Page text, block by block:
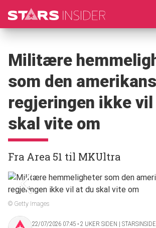
Militære
som den
regjeringen ikke
skal vite om
Fra Area 51 til MKUltra
© Getty Images
22/07/2026 07:45 ‧ 2 UKER SIDEN |